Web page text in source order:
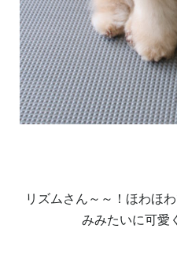
リズムさん～～！ほわほ
みみたいに可愛